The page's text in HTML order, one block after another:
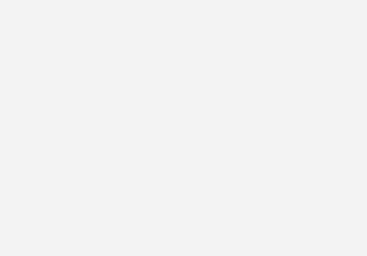
bremse
viele Verbraucher mit hohen
nur an einer schlechten Dämmung liegt.